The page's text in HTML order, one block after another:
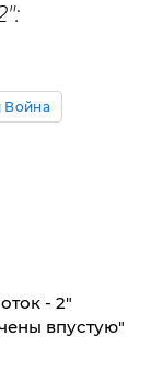
Война
- 2"
впустую"